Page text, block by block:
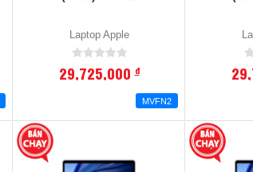
Laptop Apple
29,725,000đ
MVFN2